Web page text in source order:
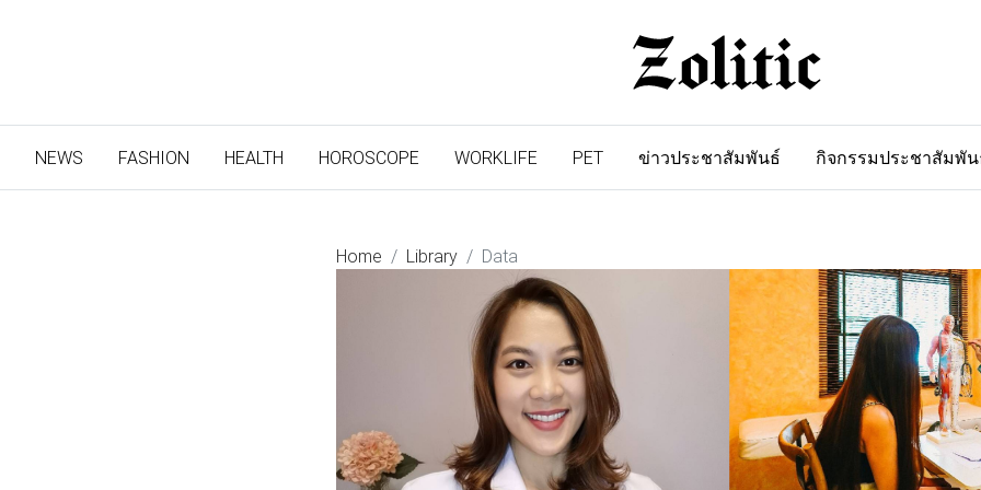
NEWS (CURRENT)
FASHION HEALTH HOROSCOPE WORKLIFE PET ข่าวประชาสัมพันธ์ กิจกรรมประชาสัมพั
Home Library Data